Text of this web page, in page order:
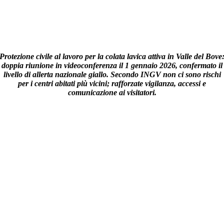
Protezione civile al lavoro per la colata lavica attiva in Valle del Bove:
doppia riunione in videoconferenza il 1 gennaio 2026, confermato il
livello di allerta nazionale giallo. Secondo INGV non ci sono rischi
per i centri abitati più vicini; rafforzate vigilanza, accessi e
comunicazione ai visitatori.